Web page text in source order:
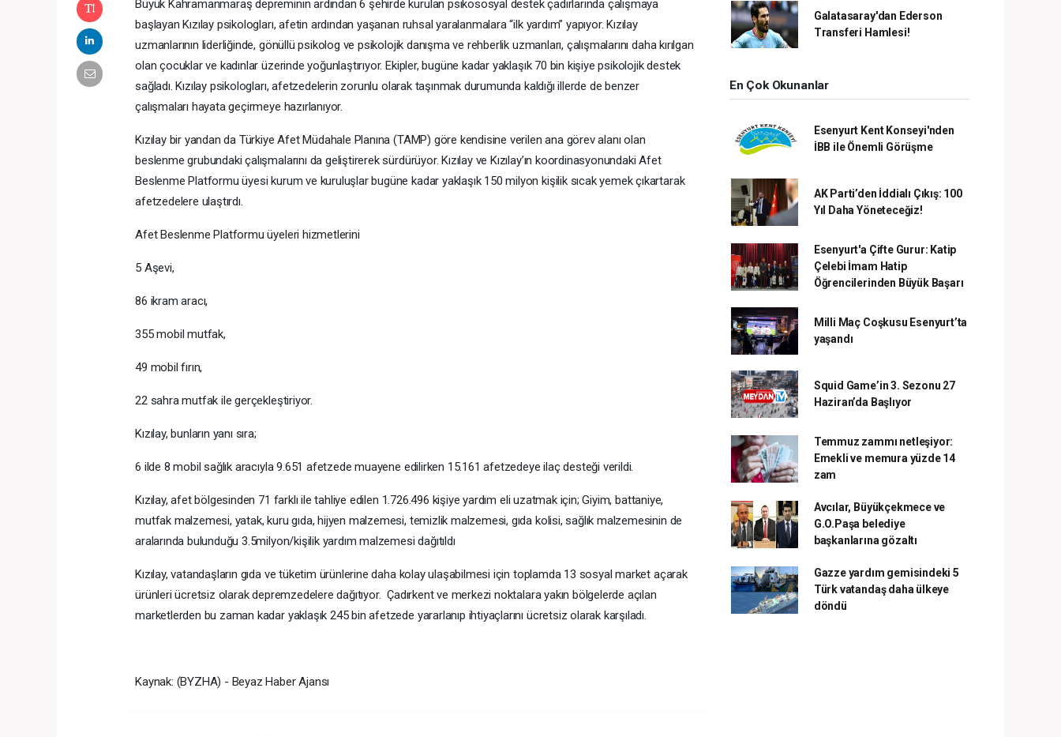
Büyük Kahramanmaraş depreminin ardından 6 şehirde kurulan psikososyal destek çadırlarında çalışmaya
başlayan Kızılay psikologları, afetin ardından yaşanan ruhsal yaralanmalara “ilk yardım” yapıyor. Kızılay
uzmanlarının liderliğinde, gönüllü psikolog ve psikolojik danışma ve rehberlik uzmanları, çalışmalarını daha kırılgan
olan çocuklar ve kadınlar üzerinde yoğunlaştırıyor. Ekipler, bugüne kadar yaklaşık 70 bin kişiye psikolojik destek
sağladı. Kızılay psikologları, afetzedelerin zorunlu olarak taşınmak durumunda kaldığı illerde de benzer
çalışmaları hayata geçirmeye hazırlanıyor.
Kızılay bir yandan da Türkiye Afet Müdahale Planına (TAMP) göre kendisine verilen ana görev alanı olan
beslenme grubundaki çalışmalarını da geliştirerek sürdürüyor. Kızılay ve Kızılay’ın koordinasyonundaki Afet
Beslenme Platformu üyesi kurum ve kuruluşlar bugüne kadar yaklaşık 150 milyon kişilik sıcak yemek çıkartarak
afetzedelere ulaştırdı.
Afet Beslenme Platformu üyeleri hizmetlerini
5 Aşevi,
86 ikram aracı,
355 mobil mutfak,
49 mobil fırın,
22 sahra mutfak ile gerçekleştiriyor.
Kızılay, bunların yanı sıra;
6 ilde 8 mobil sağlık aracıyla 9.651 afetzede muayene edilirken 15.161 afetzedeye ilaç desteği verildi.
Kızılay, afet bölgesinden 71 farklı ile tahliye edilen 1.726.496 kişiye yardım eli uzatmak için; Giyim, battaniye,
mutfak malzemesi, yatak, kuru gıda, hijyen malzemesi, temizlik malzemesi, gıda kolisi, sağlık malzemesinin de
aralarında bulunduğu 3.5milyon/kişilik yardım malzemesi dağıtıldı
Kızılay, vatandaşların gıda ve tüketim ürünlerine daha kolay ulaşabilmesi için toplamda 13 sosyal market açarak
ürünleri ücretsiz olarak depremzedelere dağıtıyor. Çadırkent ve merkezi noktalara yakın bölgelerde açılan
marketlerden bu zaman kadar yaklaşık 245 bin afetzede yararlanıp ihtiyaçlarını ücretsiz olarak karşıladı.
Kaynak: (BYZHA) - Beyaz Haber Ajansı
Galatasaray'dan Ederson
Transferi Hamlesi!
En Çok Okunanlar
Esenyurt Kent Konseyi'nden
İBB ile Önemli Görüşme
AK Parti’den İddialı Çıkış: 100
Yıl Daha Yöneteceğiz!
Esenyurt'a Çifte Gurur: Katip
Çelebi İmam Hatip
Öğrencilerinden Büyük Başarı
Milli Maç Coşkusu Esenyurt’ta
yaşandı
Squid Game’in 3. Sezonu 27
Haziran’da Başlıyor
Temmuz zammı netleşiyor:
Emekli ve memura yüzde 14
zam
Avcılar, Büyükçekmece ve
G.O.Paşa belediye
başkanlarına gözaltı
Gazze yardım gemisindeki 5
Türk vatandaş daha ülkeye
döndü